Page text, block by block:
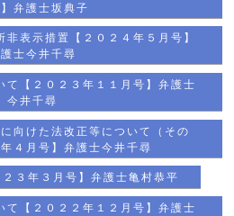
弁護士坂典子
表示措置【２０２４年５月号】
士今井千尋
て【２０２３年１１月号】弁護士
今井千尋
向けた法改正等について（その
４月号】弁護士今井千尋
３年３月号】弁護士亀村恭平
て【２０２２年１２月号】弁護士